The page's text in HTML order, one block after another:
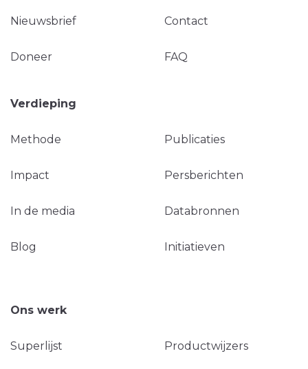
Nieuwsbrief Contact
Doneer FAQ
Verdieping
Methode Publicaties
Impact Persberichten
In de media Databronnen
Blog Initiatieven
Ons werk
Superlijst Productwijzers